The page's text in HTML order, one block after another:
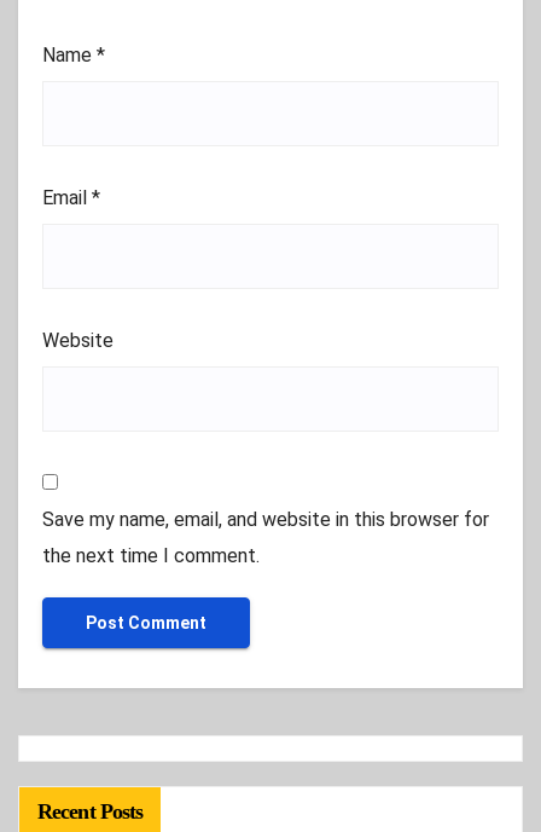
Name *
Email *
Website
Save my name, email, and website in this browser for
the next time I comment.
Recent Posts